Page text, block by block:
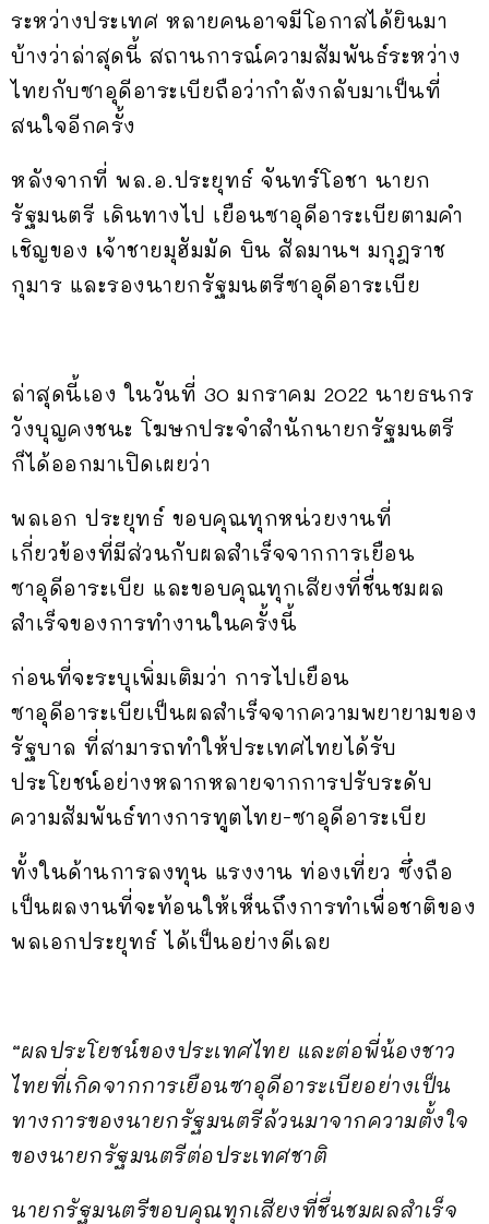
ระหว่างประเทศ หลายคนอาจมีโอกาสได้ยินมา
บ้างว่าล่าสุดนี้ สถานการณ์ความสัมพันธ์ระหว่าง
ไทยกับซาอุดีอาระเบียถือว่ากำลังกลับมาเป็นที่
สนใจอีกครั้ง
หลังจากที่ พล.อ.ประยุทธ์ จันทร์โอชา นายก
รัฐมนตรี เดินทางไป เยือนซาอุดีอาระเบียตามคำ
เชิญของ เจ้าชายมุฮัมมัด บิน สัลมานฯ มกุฎราช
กุมาร และรองนายกรัฐมนตรีซาอุดีอาระเบีย
ล่าสุดนี้เอง ในวันที่ 30 มกราคม 2022 นายธนกร
วังบุญคงชนะ โฆษกประจำสำนักนายกรัฐมนตรี
ก็ได้ออกมาเปิดเผยว่า
พลเอก ประยุทธ์ ขอบคุณทุกหน่วยงานที่
เกี่ยวข้องที่มีส่วนกับผลสำเร็จจากการเยือน
ซาอุดีอาระเบีย และขอบคุณทุกเสียงที่ชื่นชมผล
สำเร็จของการทำงานในครั้งนี้
ก่อนที่จะระบุเพิ่มเติมว่า การไปเยือน
ซาอุดีอาระเบียเป็นผลสำเร็จจากความพยายามของ
รัฐบาล ที่สามารถทำให้ประเทศไทยได้รับ
ประโยชน์อย่างหลากหลายจากการปรับระดับ
ความสัมพันธ์ทางการทูตไทย-ซาอุดีอาระเบีย
ทั้งในด้านการลงทุน แรงงาน ท่องเที่ยว ซึ่งถือ
เป็นผลงานที่จะท้อนให้เห็นถึงการทำเพื่อชาติของ
พลเอกประยุทธ์ ได้เป็นอย่างดีเลย
“ผลประโยชน์ของประเทศไทย และต่อพี่น้องชาว
ไทยที่เกิดจากการเยือนซาอุดีอาระเบียอย่างเป็น
ทางการของนายกรัฐมนตรีล้วนมาจากความตั้งใจ
ของนายกรัฐมนตรีต่อประเทศชาติ
นายกรัฐมนตรีขอบคุณทุกเสียงที่ชื่นชมผลสำเร็จ